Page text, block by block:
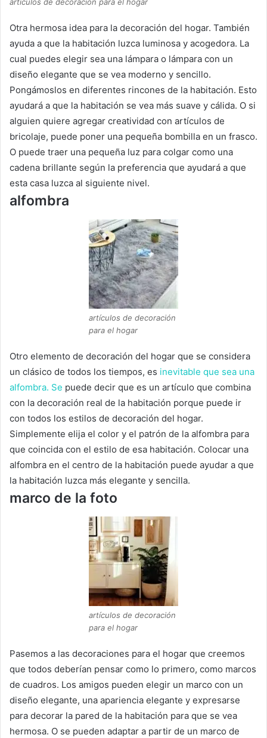
artículos de decoración para el hogar
Otra hermosa idea para la decoración del hogar. También
ayuda a que la habitación luzca luminosa y acogedora. La
cual puedes elegir sea una lámpara o lámpara con un
diseño elegante que se vea moderno y sencillo.
Pongámoslos en diferentes rincones de la habitación. Esto
ayudará a que la habitación se vea más suave y cálida. O si
alguien quiere agregar creatividad con artículos de
bricolaje, puede poner una pequeña bombilla en un frasco.
O puede traer una pequeña luz para colgar como una
cadena brillante según la preferencia que ayudará a que
esta casa luzca al siguiente nivel.
alfombra
artículos de decoración
para el hogar
Otro elemento de decoración del hogar que se considera
un clásico de todos los tiempos, es inevitable que sea una
alfombra. Se puede decir que es un artículo que combina
con la decoración real de la habitación porque puede ir
con todos los estilos de decoración del hogar.
Simplemente elija el color y el patrón de la alfombra para
que coincida con el estilo de esa habitación. Colocar una
alfombra en el centro de la habitación puede ayudar a que
la habitación luzca más elegante y sencilla.
marco de la foto
artículos de decoración
para el hogar
Pasemos a las decoraciones para el hogar que creemos
que todos deberían pensar como lo primero, como marcos
de cuadros. Los amigos pueden elegir un marco con un
diseño elegante, una apariencia elegante y expresarse
para decorar la pared de la habitación para que se vea
hermosa. O se pueden adaptar a partir de un marco de